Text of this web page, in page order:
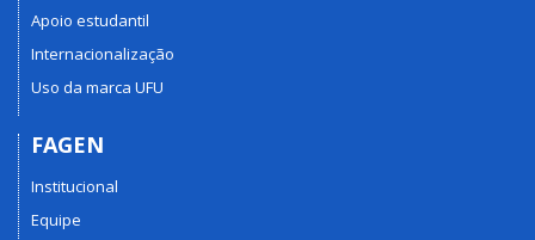
Apoio estudantil
Internacionalização
Uso da marca UFU
FAGEN
Institucional
Equipe